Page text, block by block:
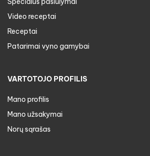
Video receptai
Receptai
Patarimai vyno gamybai
VARTOTOJO PROFILIS
Mano profilis
Mano užsakymai
Norų sąrašas